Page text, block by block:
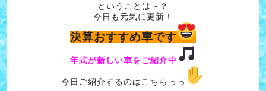
ということは～？
今日も元気に更新！
決算おすすめ車です
年式が新しい車をご紹介中
今日ご紹介するのはこちらっっ